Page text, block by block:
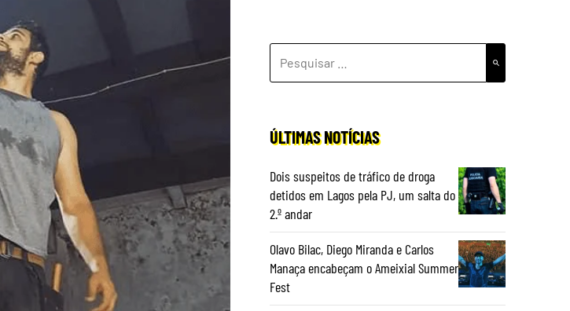
POR:
ÚLTIMAS NOTÍCIAS
Dois suspeitos de tráfico de droga
detidos em Lagos pela PJ, um salta do
2.º andar
Olavo Bilac, Diego Miranda e Carlos
Manaça encabeçam o Ameixial Summer
Fest